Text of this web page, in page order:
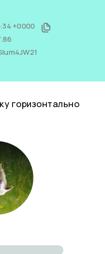
+0000
горизонтально